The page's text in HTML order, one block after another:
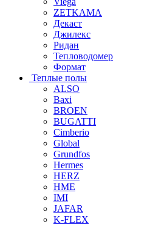
ZETKAMA
Декаст
Джилекс
Ридан
Тепловодомер
Формат
Теплые полы
ALSO
Baxi
BROEN
BUGATTI
Cimberio
Global
Grundfos
Hermes
HERZ
HME
IMI
JAFAR
K-FLEX